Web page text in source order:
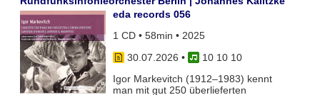
eda records 056
1 CD • 58min • 2025
30.07.2026 •
10 10 10
Igor Markevitch (1912–1983) kennt
man mit gut 250 überlieferten